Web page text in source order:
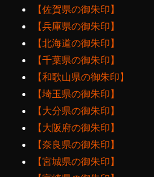
【佐賀県の御朱印】
【兵庫県の御朱印】
【北海道の御朱印】
【千葉県の御朱印】
【和歌山県の御朱印】
【埼玉県の御朱印】
【大分県の御朱印】
【大阪府の御朱印】
【奈良県の御朱印】
【宮城県の御朱印】